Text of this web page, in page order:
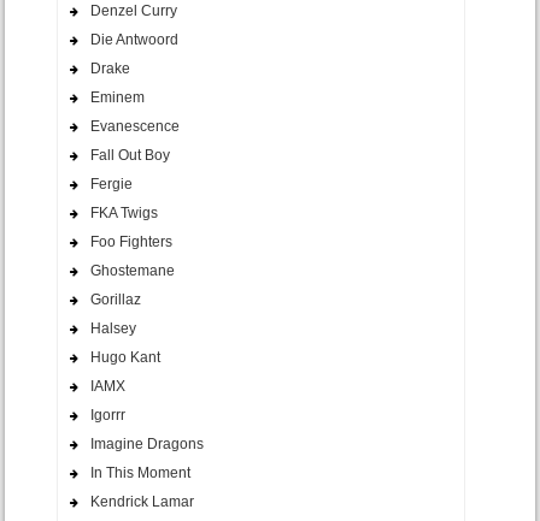
Denzel Curry
Die Antwoord
Drake
Eminem
Evanescence
Fall Out Boy
Fergie
FKA Twigs
Foo Fighters
Ghostemane
Gorillaz
Halsey
Hugo Kant
IAMX
Igorrr
Imagine Dragons
In This Moment
Kendrick Lamar